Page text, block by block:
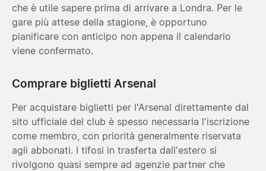
che è utile sapere prima di arrivare a Londra. Per le
gare più attese della stagione, è opportuno
pianificare con anticipo non appena il calendario
viene confermato.
Comprare biglietti Arsenal
Per acquistare biglietti per l'Arsenal direttamente dal
sito ufficiale del club è spesso necessaria l'iscrizione
come membro, con priorità generalmente riservata
agli abbonati. I tifosi in trasferta dall'estero si
rivolgono quasi sempre ad agenzie partner che